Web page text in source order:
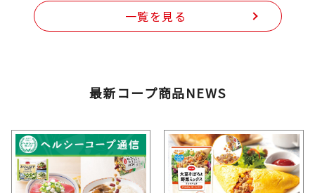
一覧を見る
最新コープ商品NEWS